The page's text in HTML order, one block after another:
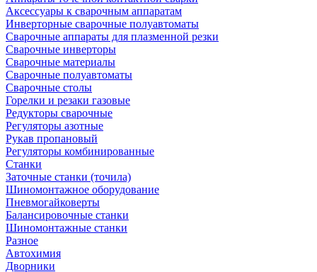
Аксессуары к сварочным аппаратам
Инверторные сварочные полуавтоматы
Сварочные аппараты для плазменной резки
Сварочные инверторы
Сварочные материалы
Сварочные полуавтоматы
Сварочные столы
Горелки и резаки газовые
Редукторы сварочные
Регуляторы азотные
Рукав пропановый
Регуляторы комбинированные
Станки
Заточные станки (точила)
Шиномонтажное оборудование
Пневмогайковерты
Балансировочные станки
Шиномонтажные станки
Разное
Автохимия
Дворники